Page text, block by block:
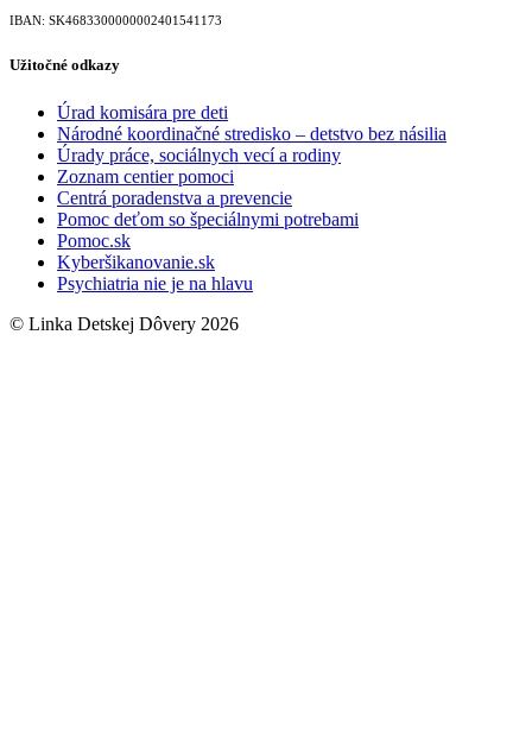
IBAN: SK46833000000­02401541173
Užitočné odkazy
Úrad komisára pre deti
Národné koordinačné stredisko – detstvo bez násilia
Úrady práce, sociálnych vecí a rodiny
Zoznam centier pomoci
Centrá poradenstva a prevencie
Pomoc deťom so špeciálnymi potrebami
Pomoc.sk
Kyberšikanovanie.sk
Psychiatria nie je na hlavu
© Linka Detskej Dôvery 2026